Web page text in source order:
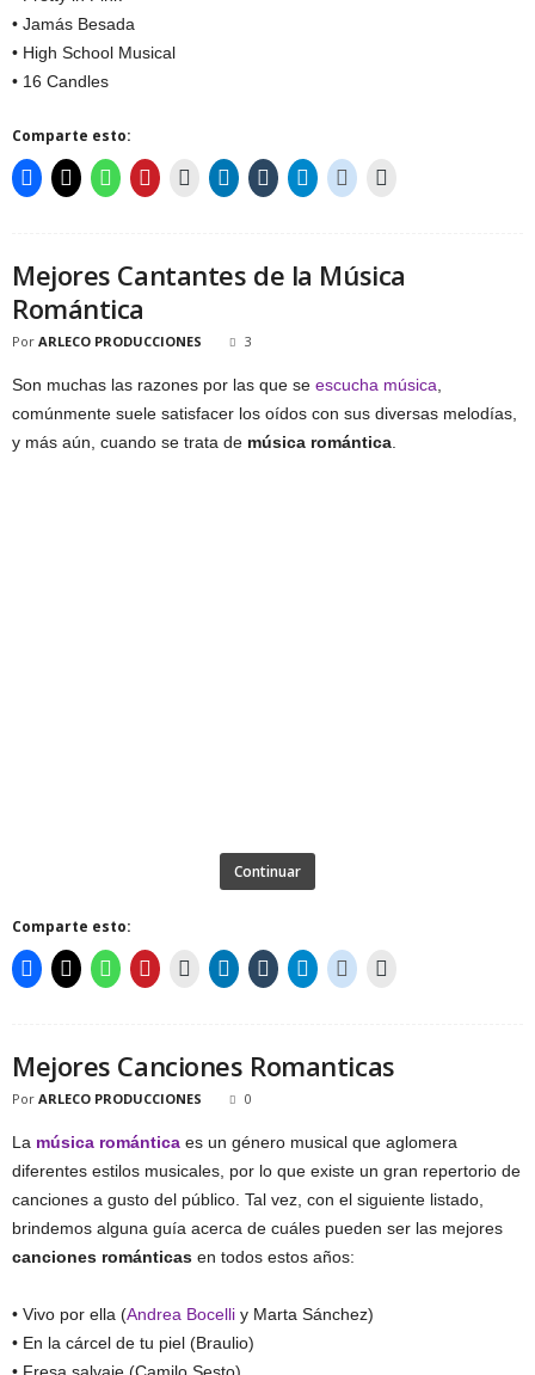
• Jamás Besada
• High School Musical
• 16 Candles
Comparte esto:
Mejores Cantantes de la Música
Romántica
Por ARLECO PRODUCCIONES 3
Son muchas las razones por las que se escucha música,
comúnmente suele satisfacer los oídos con sus diversas melodías,
y más aún, cuando se trata de música romántica.
Continuar
Comparte esto:
Mejores Canciones Romanticas
Por ARLECO PRODUCCIONES 0
La música romántica es un género musical que aglomera
diferentes estilos musicales, por lo que existe un gran repertorio de
canciones a gusto del público. Tal vez, con el siguiente listado,
brindemos alguna guía acerca de cuáles pueden ser las mejores
canciones románticas en todos estos años:
• Vivo por ella (Andrea Bocelli y Marta Sánchez)
• En la cárcel de tu piel (Braulio)
• Fresa salvaje (Camilo Sesto)